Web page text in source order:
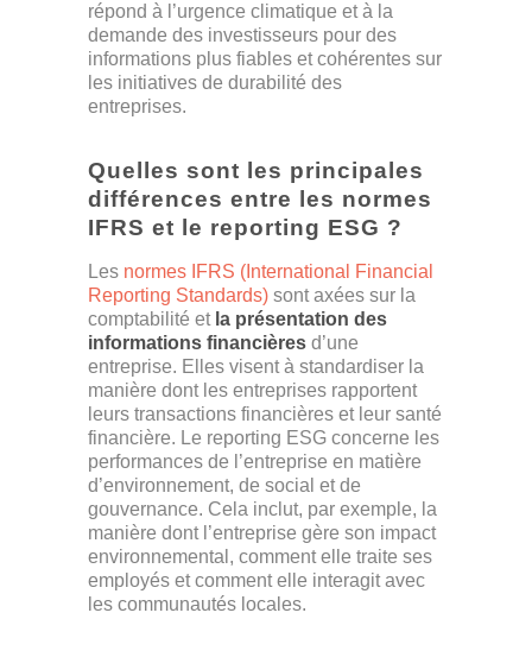
répond à l’urgence climatique et à la
demande des investisseurs pour des
informations plus fiables et cohérentes sur
les initiatives de durabilité des
entreprises.
Quelles sont les principales
différences entre les normes
IFRS et le reporting ESG ?
Les normes IFRS (International Financial
Reporting Standards) sont axées sur la
comptabilité et la présentation des
informations financières d’une
entreprise. Elles visent à standardiser la
manière dont les entreprises rapportent
leurs transactions financières et leur santé
financière. Le reporting ESG concerne les
performances de l’entreprise en matière
d’environnement, de social et de
gouvernance. Cela inclut, par exemple, la
manière dont l’entreprise gère son impact
environnemental, comment elle traite ses
employés et comment elle interagit avec
les communautés locales.